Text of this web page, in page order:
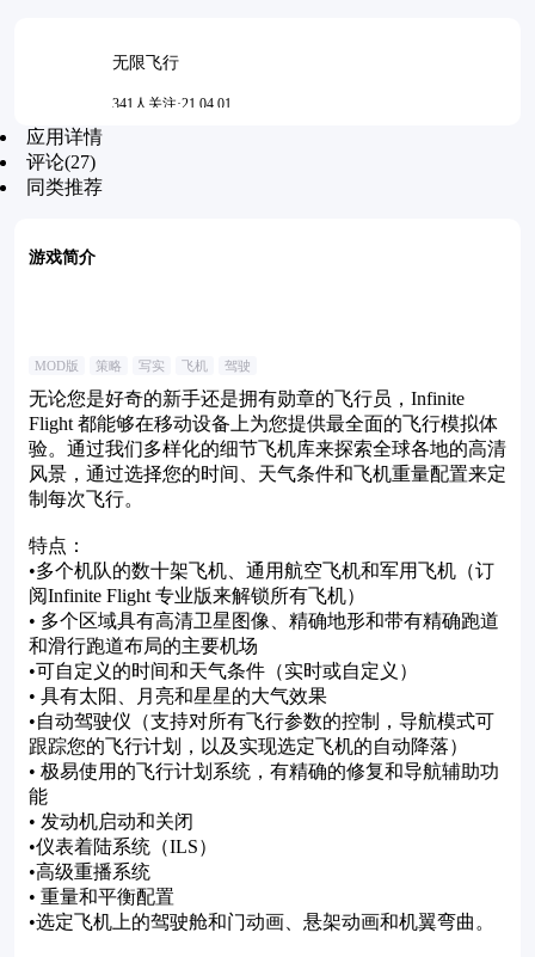
无限飞行
341人关注·21.04.01
应用详情
评论(27)
同类推荐
游戏简介
MOD版 策略 写实 飞机 驾驶
无论您是好奇的新手还是拥有勋章的飞行员，Infinite
Flight 都能够在移动设备上为您提供最全面的飞行模拟体
验。通过我们多样化的细节飞机库来探索全球各地的高清
风景，通过选择您的时间、天气条件和飞机重量配置来定
制每次飞行。
特点：
•多个机队的数十架飞机、通用航空飞机和军用飞机（订
阅Infinite Flight 专业版来解锁所有飞机）
• 多个区域具有高清卫星图像、精确地形和带有精确跑道
和滑行跑道布局的主要机场
•可自定义的时间和天气条件（实时或自定义）
• 具有太阳、月亮和星星的大气效果
•自动驾驶仪（支持对所有飞行参数的控制，导航模式可
跟踪您的飞行计划，以及实现选定飞机的自动降落）
• 极易使用的飞行计划系统，有精确的修复和导航辅助功
能
• 发动机启动和关闭
•仪表着陆系统（ILS）
•高级重播系统
• 重量和平衡配置
•选定飞机上的驾驶舱和门动画、悬架动画和机翼弯曲。